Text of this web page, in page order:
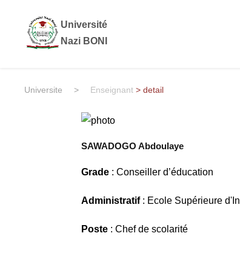
Université
Nazi BONI
Universite > Enseignant > detail
SAWADOGO Abdoulaye
Grade : Conseiller d’éducation
Administratif : Ecole Supérieure
Poste : Chef de scolarité